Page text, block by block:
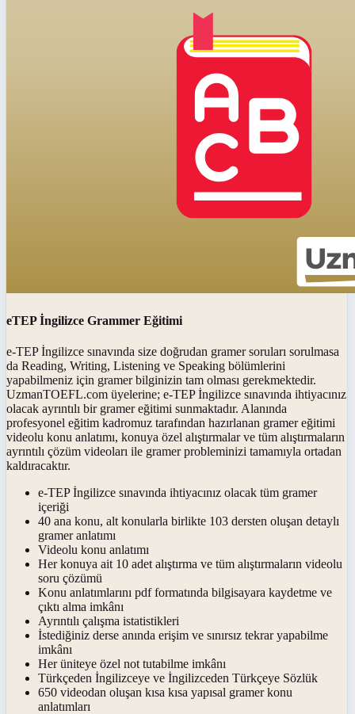
eTEP İngilizce Grammer Eğitimi
e-TEP İngilizce sınavında size doğrudan gramer soruları sorulmasa
da Reading, Writing, Listening ve Speaking bölümlerini
yapabilmeniz için gramer bilginizin tam olması gerekmektedir.
UzmanTOEFL.com üyelerine; e-TEP İngilizce sınavında ihtiyacınız
olacak ayrıntılı bir gramer eğitimi sunmaktadır. Alanında
profesyonel eğitim kadromuz tarafından hazırlanan gramer eğitimi
videolu konu anlatımı, konuya özel alıştırmalar ve tüm alıştırmaların
ayrıntılı çözüm videoları ile gramer probleminizi tamamıyla ortadan
kaldıracaktır.
e-TEP İngilizce sınavında ihtiyacınız olacak tüm gramer
içeriği
40 ana konu, alt konularla birlikte 103 dersten oluşan detaylı
gramer anlatımı
Videolu konu anlatımı
Her konuya ait 10 adet alıştırma ve tüm alıştırmaların videolu
soru çözümü
Konu anlatımlarını pdf formatında bilgisayara kaydetme ve
çıktı alma imkânı
Ayrıntılı çalışma istatistikleri
İstediğiniz derse anında erişim ve sınırsız tekrar yapabilme
imkânı
Her üniteye özel not tutabilme imkânı
Türkçeden İngilizceye ve İngilizceden Türkçeye Sözlük
650 videodan oluşan kısa kısa yapısal gramer konu
anlatımları